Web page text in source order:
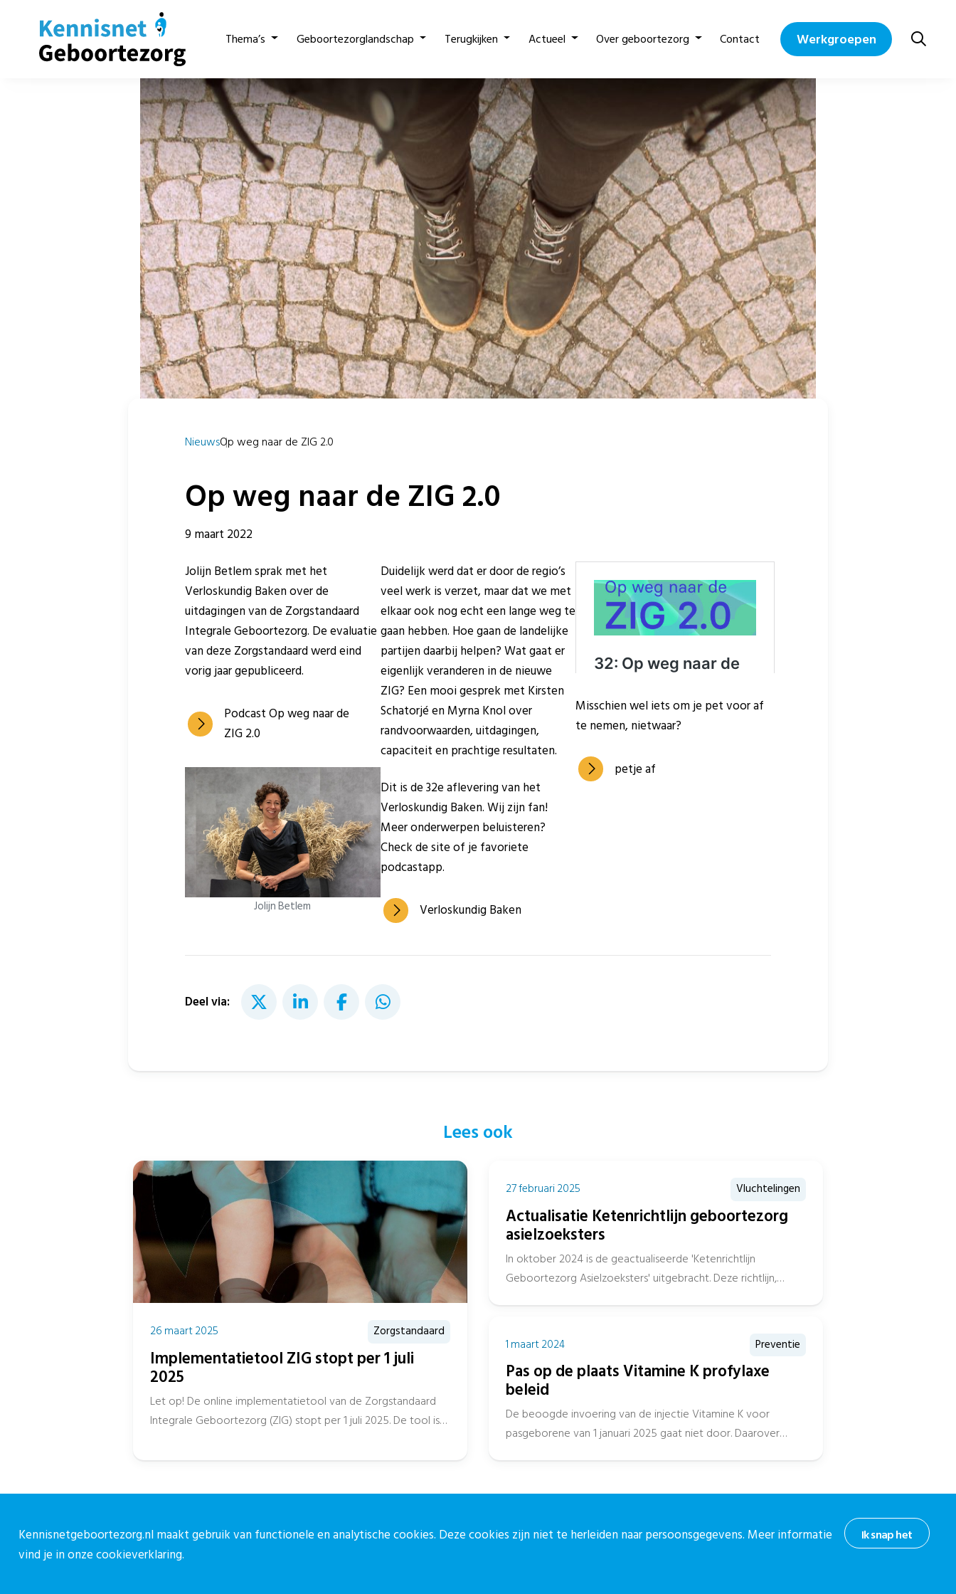
Thema’s Geboortezorglandschap Terugkijken Actueel Over geboortezorg Contact Werkgroepen
NieuwsOp weg naar de ZIG 2.0
Op weg naar de ZIG 2.0
9 maart 2022
Jolijn Betlem sprak met het
Verloskundig Baken over de
uitdagingen van de Zorgstandaard
Integrale Geboortezorg. De evaluatie
van deze Zorgstandaard werd eind
vorig jaar gepubliceerd.
Podcast Op weg naar de
ZIG 2.0
Jolijn Betlem
Duidelijk werd dat er door de regio’s
veel werk is verzet, maar dat we met
elkaar ook nog echt een lange weg te
gaan hebben. Hoe gaan de landelijke
partijen daarbij helpen? Wat gaat er
eigenlijk veranderen in de nieuwe
ZIG? Een mooi gesprek met Kirsten
Schatorjé en Myrna Knol over
randvoorwaarden, uitdagingen,
capaciteit en prachtige resultaten.
Dit is de 32e aflevering van het
Verloskundig Baken. Wij zijn fan!
Meer onderwerpen beluisteren?
Check de site of je favoriete
podcastapp.
Verloskundig Baken
Misschien wel iets om je pet voor af
te nemen, nietwaar?
petje af
Deel via:
Lees ook
26 maart 2025 Zorgstandaard
Implementatietool ZIG stopt per 1 juli
2025
Let op! De online implementatietool van de Zorgstandaard
Integrale Geboortezorg (ZIG) stopt per 1 juli 2025. De tool is
27 februari 2025 Vluchtelingen
Actualisatie Ketenrichtlijn geboortezorg
asielzoeksters
In oktober 2024 is de geactualiseerde 'Ketenrichtlijn
Geboortezorg Asielzoeksters' uitgebracht. Deze richtlijn,
1 maart 2024 Preventie
Pas op de plaats Vitamine K profylaxe
beleid
De beoogde invoering van de injectie Vitamine K voor
pasgeborene van 1 januari 2025 gaat niet door. Daarover
Over CPZ Contact Blijf op de hoogte Ik snap het
Kennisnetgeboortezorg.nl maakt gebruik van functionele en analytische cookies. Deze cookies zijn niet te herleiden naar persoonsgegevens. Meer informatie
vind je in onzecookieverklaring.